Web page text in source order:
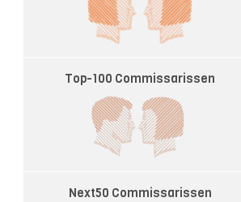
Top-100 Commissarissen
Next50 Commissarissen